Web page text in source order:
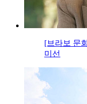
[브라보 문
미선